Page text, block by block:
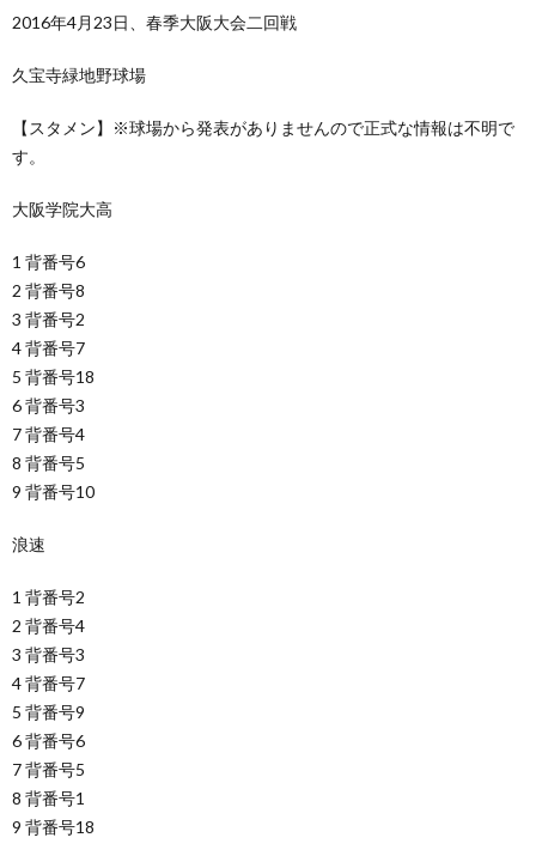
2016年4月23日、春季大阪大会二回戦
久宝寺緑地野球場
【スタメン】※球場から発表がありませんので正式な情報は不明で
す。
大阪学院大高
1 背番号6
2 背番号8
3 背番号2
4 背番号7
5 背番号18
6 背番号3
7 背番号4
8 背番号5
9 背番号10
浪速
1 背番号2
2 背番号4
3 背番号3
4 背番号7
5 背番号9
6 背番号6
7 背番号5
8 背番号1
9 背番号18